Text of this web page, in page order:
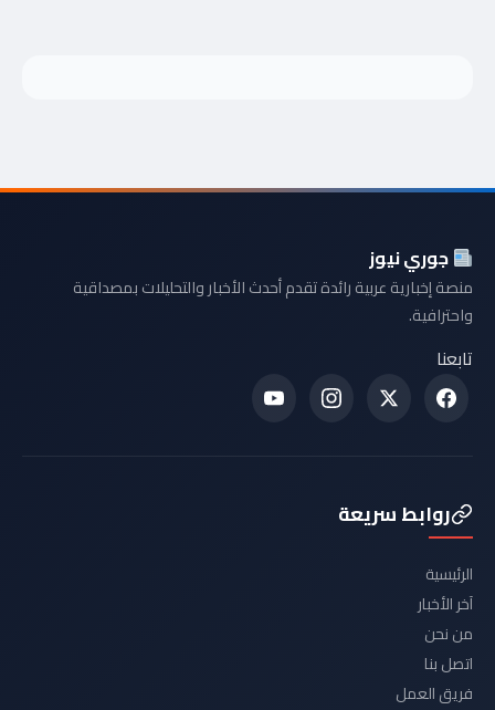
جوري نيوز
منصة إخبارية عربية رائدة تقدم أحدث الأخبار والتحليلات بمصداقية
واحترافية.
تابعنا
روابط سريعة
الرئيسية
آخر الأخبار
من نحن
اتصل بنا
فريق العمل